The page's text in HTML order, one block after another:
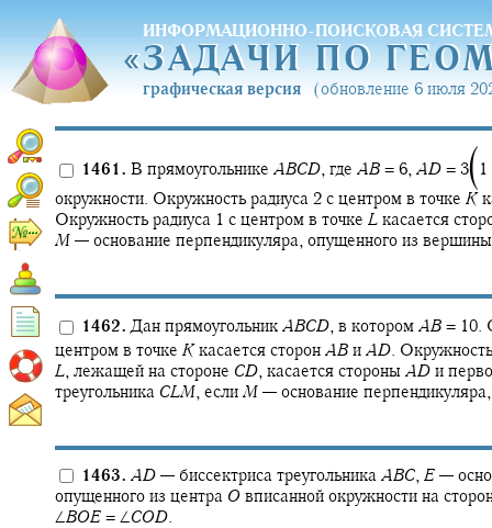
ИНФОРМАЦИОННО-ПОИСКОВАЯ
«ЗАДАЧИ ПО
«ЗАДАЧИ ПО
графическая версия (обновление 6 июля
1461. В прямоугольнике ABCD, где AB = 6, AD = 3‍⎹ ‍1
окружности. Окружность радиуса 2 с центром в точке K
Окружность радиуса 1 с центром в точке L касается
M — основание перпендикуляра, опущенного из
1462. Дан прямоугольник ABCD, в котором AB = 10.
центром в точке K касается сторон AB и AD.
L, лежащей на стороне CD, касается стороны AD и
треугольника CLM, если M — основание
1463. AD — биссектриса треугольника ABC, E —
опущенного из центра O вписанной окружности на
∠BOE = ∠COD.